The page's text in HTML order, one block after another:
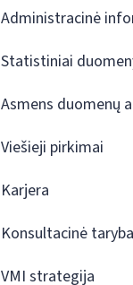
Administracinė
Statistiniai
Asmens duomenų
Viešieji pirkimai
Karjera
Konsultacinė taryba
VMI strategija